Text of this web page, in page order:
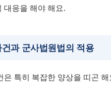
대응을 해야 해요.
과 군사법원법의 적용
특히 복잡한 양상을 띠곤